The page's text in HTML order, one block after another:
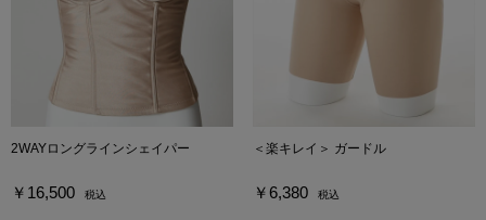
2WAYロングラインシェイパー
￥16,500 税込
＜楽キレイ＞ ガードル
￥6,380 税込